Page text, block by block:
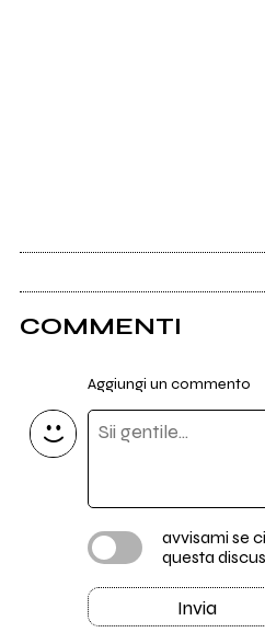
COMMENTI
Aggiungi un commento
avvisami se
questa
Invia